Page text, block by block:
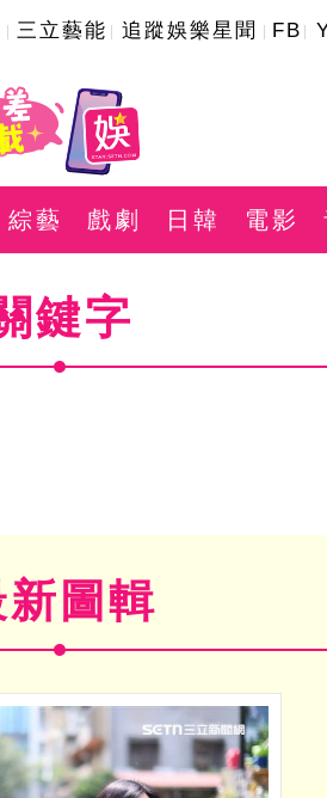
三立藝能 追蹤娛樂星聞 FB
綜藝 戲劇 日韓 電影
鍵字
新圖輯